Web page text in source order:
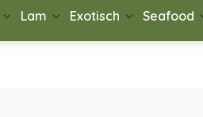
Lam Exotisch Seafood